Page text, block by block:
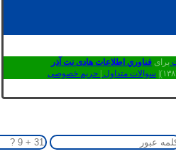
برای فناوري اطلاعات هادی نت آذر
سوالات متداول حریم خصوصی